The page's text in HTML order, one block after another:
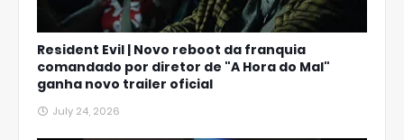
Resident Evil | Novo reboot da franquia
comandado por diretor de "A Hora do Mal"
ganha novo trailer oficial
July 24, 2026